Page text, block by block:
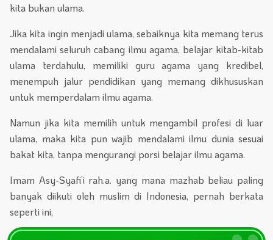
kita bukan ulama.
Jika kita ingin menjadi ulama, sebaiknya kita memang terus
mendalami seluruh cabang ilmu agama, belajar kitab-kitab
ulama terdahulu, memiliki guru agama yang kredibel,
menempuh jalur pendidikan yang memang dikhususkan
untuk memperdalam ilmu agama.
Namun jika kita memilih untuk mengambil profesi di luar
ulama, maka kita pun wajib mendalami ilmu dunia sesuai
bakat kita, tanpa mengurangi porsi belajar ilmu agama.
Imam Asy-Syafi’i rah.a. yang mana mazhab beliau paling
banyak diikuti oleh muslim di Indonesia, pernah berkata
seperti ini,